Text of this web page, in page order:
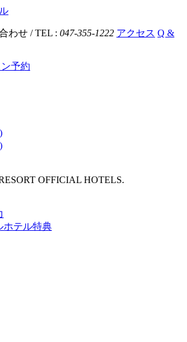
わせ / TEL : 047-355-1222 アクセス Q &
予約
OFFICIAL HOTELS.
ホテル特典